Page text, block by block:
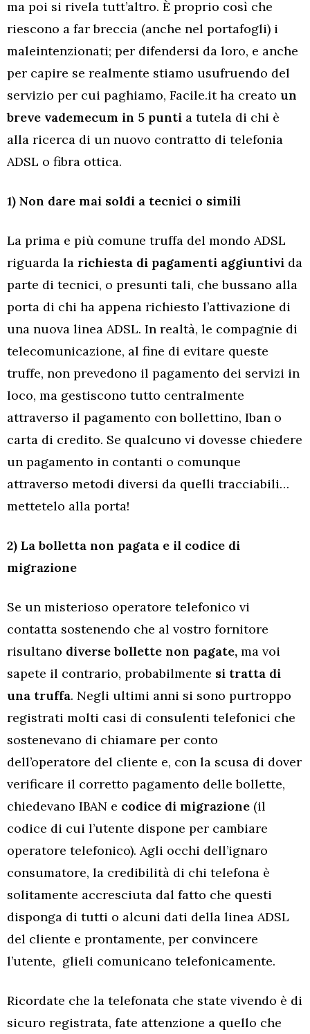
ma poi si rivela tutt’altro. È proprio così che
riescono a far breccia (anche nel portafogli) i
maleintenzionati; per difendersi da loro, e anche
per capire se realmente stiamo usufruendo del
servizio per cui paghiamo, Facile.it ha creato un
breve vademecum in 5 punti a tutela di chi è
alla ricerca di un nuovo contratto di telefonia
ADSL o fibra ottica.
1) Non dare mai soldi a tecnici o simili
La prima e più comune truffa del mondo ADSL
riguarda la richiesta di pagamenti aggiuntivi da
parte di tecnici, o presunti tali, che bussano alla
porta di chi ha appena richiesto l’attivazione di
una nuova linea ADSL. In realtà, le compagnie di
telecomunicazione, al fine di evitare queste
truffe, non prevedono il pagamento dei servizi in
loco, ma gestiscono tutto centralmente
attraverso il pagamento con bollettino, Iban o
carta di credito. Se qualcuno vi dovesse chiedere
un pagamento in contanti o comunque
attraverso metodi diversi da quelli tracciabili…
mettetelo alla porta!
2) La bolletta non pagata e il codice di
migrazione
Se un misterioso operatore telefonico vi
contatta sostenendo che al vostro fornitore
risultano diverse bollette non pagate, ma voi
sapete il contrario, probabilmente si tratta di
una truffa. Negli ultimi anni si sono purtroppo
registrati molti casi di consulenti telefonici che
sostenevano di chiamare per conto
dell’operatore del cliente e, con la scusa di dover
verificare il corretto pagamento delle bollette,
chiedevano IBAN e codice di migrazione (il
codice di cui l’utente dispone per cambiare
operatore telefonico). Agli occhi dell’ignaro
consumatore, la credibilità di chi telefona è
solitamente accresciuta dal fatto che questi
disponga di tutti o alcuni dati della linea ADSL
del cliente e prontamente, per convincere
l’utente, glieli comunicano telefonicamente.
Ricordate che la telefonata che state vivendo è di
sicuro registrata, fate attenzione a quello che